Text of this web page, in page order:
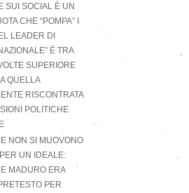
SUI SOCIAL È UN
CHE “POMPA” I
LEADER DI
È TRA
SUPERIORE
QUELLA
RISCONTRATA
POLITICHE
NON SI MUOVONO
UN IDEALE:
MADURO ERA
PER